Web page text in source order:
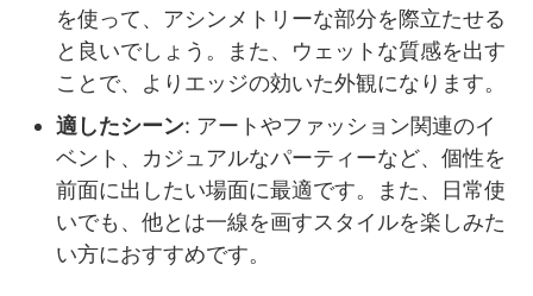
を使って、アシンメトリーな部分を際立たせる
と良いでしょう。また、ウェットな質感を出す
ことで、よりエッジの効いた外観になります。
適したシーン: アートやファッション関連のイ
ベント、カジュアルなパーティーなど、個性を
前面に出したい場面に最適です。また、日常使
いでも、他とは一線を画すスタイルを楽しみた
い方におすすめです。